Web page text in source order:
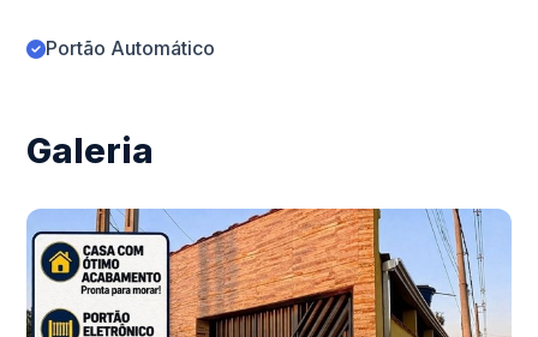
Portão Automático
Galeria